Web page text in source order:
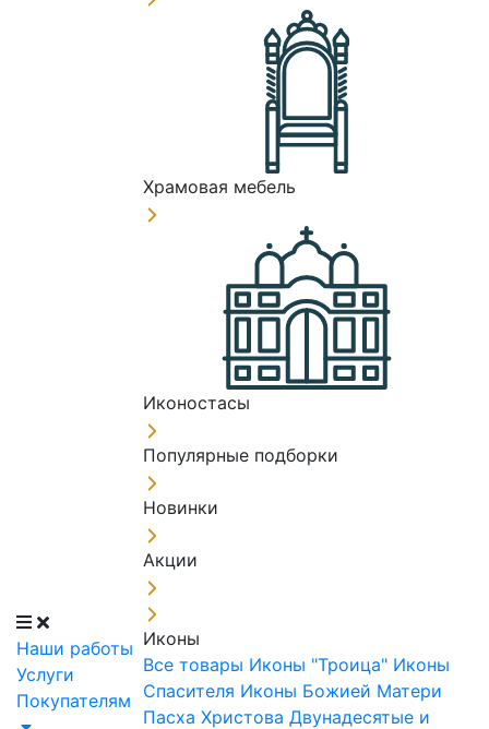
Наши работы
Услуги
Покупателям
Храмовая мебель
Иконостасы
Популярные подборки
Новинки
Акции
Иконы
Все товары Иконы "Троица" Иконы
Спасителя Иконы Божией Матери
Пасха Христова Двунадесятые и